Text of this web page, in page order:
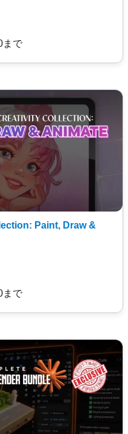
まで
Paint, Draw &
まで